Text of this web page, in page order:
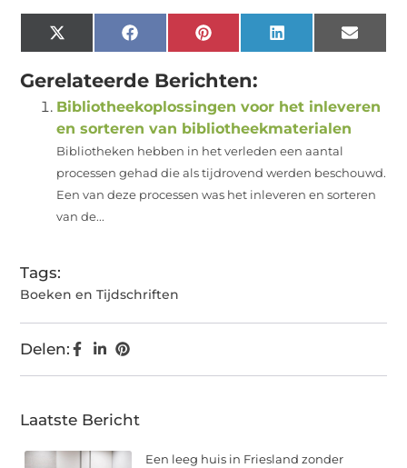
X
(Twitter)
FacebookPinterest LinkedIn Email
Gerelateerde Berichten:
Bibliotheekoplossingen voor het inleveren
en sorteren van bibliotheekmaterialen
Bibliotheken hebben in het verleden een aantal
processen gehad die als tijdrovend werden beschouwd.
Een van deze processen was het inleveren en sorteren
van de...
Tags:
Boeken en Tijdschriften
Delen:
Laatste Bericht
Een leeg huis in Friesland zonder